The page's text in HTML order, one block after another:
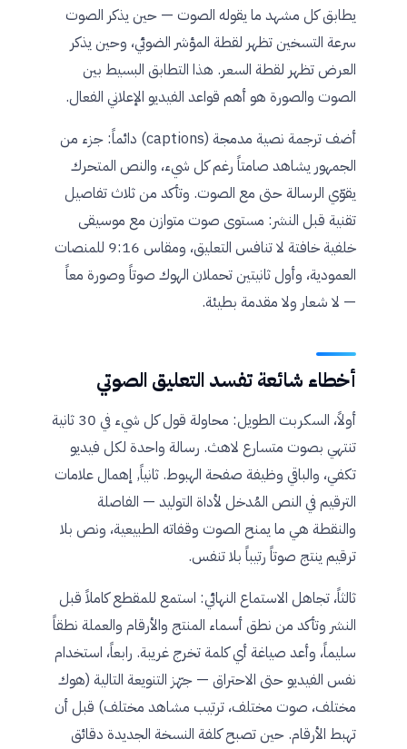
يطابق كل مشهد ما يقوله الصوت — حين يذكر الصوت
سرعة التسخين تظهر لقطة المؤشر الضوئي، وحين يذكر
العرض تظهر لقطة السعر. هذا التطابق البسيط بين
الصوت والصورة هو أهم قواعد الفيديو الإعلاني الفعال.
أضف ترجمة نصية مدمجة (captions) دائماً: جزء من
الجمهور يشاهد صامتاً رغم كل شيء، والنص المتحرك
يقوّي الرسالة حتى مع الصوت. وتأكد من ثلاث تفاصيل
تقنية قبل النشر: مستوى صوت متوازن مع موسيقى
خلفية خافتة لا تنافس التعليق، ومقاس 9:16 للمنصات
العمودية، وأول ثانيتين تحملان الهوك صوتاً وصورة معاً
— لا شعار ولا مقدمة بطيئة.
أخطاء شائعة تفسد التعليق الصوتي
أولاً، السكربت الطويل: محاولة قول كل شيء في 30 ثانية
تنتهي بصوت متسارع لاهث. رسالة واحدة لكل فيديو
تكفي، والباقي وظيفة صفحة الهبوط. ثانياً, إهمال علامات
الترقيم في النص المُدخل لأداة التوليد — الفاصلة
والنقطة هي ما يمنح الصوت وقفاته الطبيعية، ونص بلا
ترقيم ينتج صوتاً رتيباً بلا تنفس.
ثالثاً، تجاهل الاستماع النهائي: استمع للمقطع كاملاً قبل
النشر وتأكد من نطق أسماء المنتج والأرقام والعملة نطقاً
سليماً، وأعد صياغة أي كلمة تخرج غريبة. رابعاً، استخدام
نفس الفيديو حتى الاحتراق — جهّز التنويعة التالية (هوك
مختلف، صوت مختلف، ترتيب مشاهد مختلف) قبل أن
تهبط الأرقام. حين تصبح كلفة النسخة الجديدة دقائق